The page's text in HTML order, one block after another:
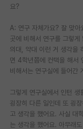
요?
A: 연구 자체가요? 잘 맞
곳에 비해서 연구를 그렇
의대, 약대 이런 거 생각을
면 4학년쯤에 컨택을 해서
비해서는 연구실에 들어간
그렇게 연구실에서 인턴
굉장히 다른 일인데 또 굉
고 생각을 했어요. 사실 대
는 생각을 했어요. 아무래